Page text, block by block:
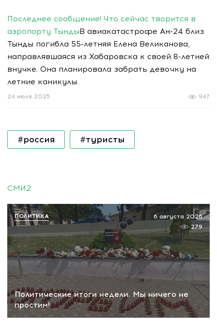
Последнее сообщение! Что сейчас творится в
аэропорту ТындыВ авиакатастрофе Ан-24 близ
Тынды погибла 55-летняя Елена Великанова,
направлявшаяся из Хабаровска к своей 8-летней
внучке. Она планировала забрать девочку на
летние каникулы.
947
24 июля 2025
#россия #туристы
СМИ2
Политические итоги недели. Мы ничего не
простим!
6 августа 2026
279
ПОЛИТИКА